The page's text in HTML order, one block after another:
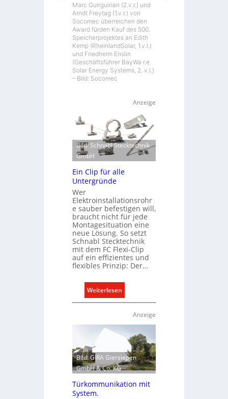
Marc Guirguirian (2.v.r.) und
Arndt Freytag (1.v.r.) von
Socomec überreichen den
Award fürden Kauf des 500.
Speicherprojektes an Edith
Kemp (RheinlandSolar, 1.v.l.)
und Friedhelm Enslin
(Geschäftsführer BayWa r.e.
Solar Energy Systems, 2. v.l.)
– Bild: Socomec
Anzeige
Bild: Schnabl Stecktechnik
GmbH
Ein Clip für alle
Untergründe
Wer
Elektroinstallationsrohr
e sauber befestigen will,
braucht nicht für jede
Montagesituation eine
neue Lösung. So setzt
Schnabl Stecktechnik
mit dem FC Flexi-Clip
auf ein effizientes und
flexibles Prinzip: Der…
Weiterlesen:
E
i
p
f
ü
Anzeige
Bild: GIRA Giersiepen
GmbH & Co. KG
Türkommunikation mit
System.